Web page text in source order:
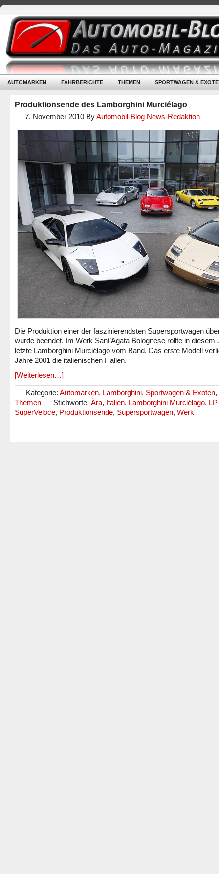
AUTOMARKEN FAHRBERICHTE THEMEN SPORTWAGEN &
Produktionsende des Lamborghini Murciélago
7. November 2010 ByAutomobil-Blog News-Redaktion
Die Produktion einer der faszinierendsten Supersportwagen
wurde beendet. Im Werk Sant’Agata Bolognese rollte in diesem
letzte Lamborghini Murciélago vom Band. Das erste Modell
Jahre 2001 die italienischen Hallen.
[Weiterlesen…]
Kategorie: Automarken, Lamborghini, Sportwagen & Exoten,
Themen
Stichworte: Ära, Italien, Lamborghini Murciélago,
SuperVeloce, Produktionsende, Supersportwagen, Werk